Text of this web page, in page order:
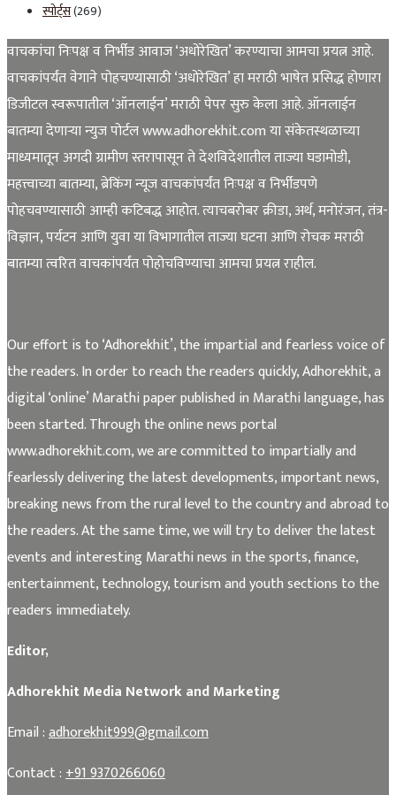
स्पोर्ट्स(269)
वाचकांचा निःपक्ष व निर्भीड आवाज ‘अधोरेखित’ करण्याचा आमचा प्रयत्न आहे.
वाचकांपर्यंत वेगाने पोहचण्यासाठी ‘अधोरेखित’ हा मराठी भाषेत प्रसिद्ध होणारा
डिजीटल स्वरूपातील ‘ऑनलाईन’ मराठी पेपर सुरु केला आहे. ऑनलाईन
बातम्या देणाऱ्या न्युज पोर्टल www.adhorekhit.com या संकेतस्थळाच्या
माध्यमातून अगदी ग्रामीण स्तरापासून ते देशविदेशातील ताज्या घडामोडी,
महत्त्वाच्या बातम्या, ब्रेकिंग न्यूज वाचकांपर्यंत निःपक्ष व निर्भीडपणे
पोहचवण्यासाठी आम्ही कटिबद्ध आहोत. त्याचबरोबर क्रीडा, अर्थ, मनोरंजन, तंत्र-
विज्ञान, पर्यटन आणि युवा या विभागातील ताज्या घटना आणि रोचक मराठी
बातम्या त्वरित वाचकांपर्यंत पोहोचविण्याचा आमचा प्रयत्न राहील.
Our effort is to ‘Adhorekhit’, the impartial and fearless voice of
the readers. In order to reach the readers quickly, Adhorekhit, a
digital ‘online’ Marathi paper published in Marathi language, has
been started. Through the online news portal
www.adhorekhit.com, we are committed to impartially and
fearlessly delivering the latest developments, important news,
breaking news from the rural level to the country and abroad to
the readers. At the same time, we will try to deliver the latest
events and interesting Marathi news in the sports, finance,
entertainment, technology, tourism and youth sections to the
readers immediately.
Editor,
Adhorekhit Media Network and Marketing
Email :adhorekhit999@gmail.com
Contact :+91 9370266060